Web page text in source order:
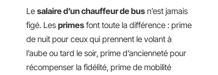
Le salaire d’un chauffeur de bus n’est jamais
figé. Les primes font toute la différence : prime
de nuit pour ceux qui prennent le volant à
l’aube ou tard le soir, prime d’ancienneté pour
récompenser la fidélité, prime de mobilité